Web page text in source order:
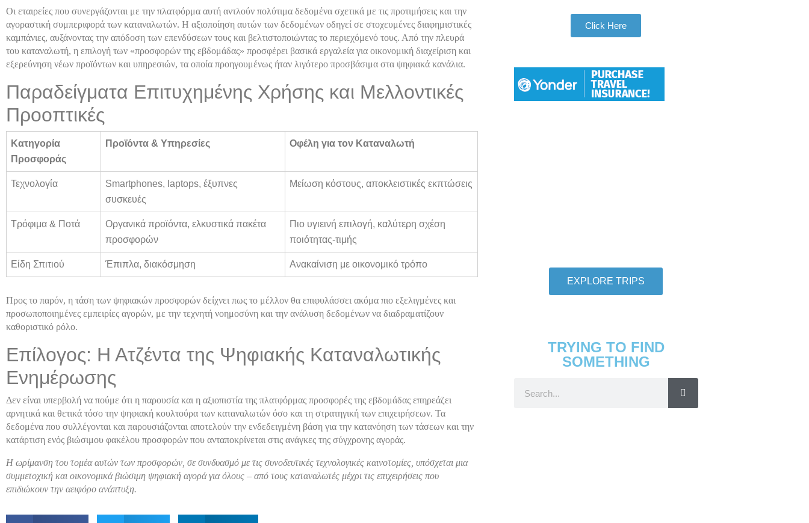
Οι εταιρείες που συνεργάζονται με την πλατφόρμα αυτή αντλούν πολύτιμα δεδομένα σχετικά με τις προτιμήσεις και την
αγοραστική συμπεριφορά των καταναλωτών. Η αξιοποίηση αυτών των δεδομένων οδηγεί σε στοχευμένες διαφημιστικές
καμπάνιες, αυξάνοντας την απόδοση των επενδύσεων τους και βελτιστοποιώντας το περιεχόμενό τους. Από την πλευρά
του καταναλωτή, η επιλογή των «προσφορών της εβδομάδας» προσφέρει βασικά εργαλεία για οικονομική διαχείριση και
εξερεύνηση νέων προϊόντων και υπηρεσιών, τα οποία προηγουμένως ήταν λιγότερο προσβάσιμα στα ψηφιακά κανάλια.
Παραδείγματα Επιτυχημένης Χρήσης και Μελλοντικές
Προοπτικές
Κατηγορία
Προσφοράς
Προϊόντα & Υπηρεσίες Οφέλη για τον Καταναλωτή
Τεχνολογία
Smartphones, laptops, έξυπνες
συσκευές
Μείωση κόστους, αποκλειστικές εκπτώσεις
Τρόφιμα & Ποτά
Οργανικά προϊόντα, ελκυστικά πακέτα
προσφορών
Πιο υγιεινή επιλογή, καλύτερη σχέση
ποιότητας-τιμής
Είδη Σπιτιού Έπιπλα, διακόσμηση Ανακαίνιση με οικονομικό τρόπο
Προς το παρόν, η τάση των ψηφιακών προσφορών δείχνει πως το μέλλον θα επιφυλάσσει ακόμα πιο εξελιγμένες και
προσωποποιημένες εμπειρίες αγορών, με την τεχνητή νοημοσύνη και την ανάλυση δεδομένων να διαδραματίζουν
καθοριστικό ρόλο.
Επίλογος: Η Ατζέντα της Ψηφιακής Καταναλωτικής
Ενημέρωσης
Δεν είναι υπερβολή να πούμε ότι η παρουσία και η αξιοπιστία της πλατφόρμας προσφορές της εβδομάδας επηρεάζει
αρνητικά και θετικά τόσο την ψηφιακή κουλτούρα των καταναλωτών όσο και τη στρατηγική των επιχειρήσεων. Τα
δεδομένα που συλλέγονται και παρουσιάζονται αποτελούν την ενδεδειγμένη βάση για την κατανόηση των τάσεων και την
κατάρτιση ενός βιώσιμου φακέλου προσφορών που ανταποκρίνεται στις ανάγκες της σύγχρονης αγοράς.
Η ωρίμανση του τομέα αυτών των προσφορών, σε συνδυασμό με τις συνοδευτικές τεχνολογικές καινοτομίες, υπόσχεται μια
συμμετοχική και οικονομικά βιώσιμη ψηφιακή αγορά για όλους – από τους καταναλωτές μέχρι τις επιχειρήσεις που
επιδιώκουν την αειφόρο ανάπτυξη.
Click Here
EXPLORE TRIPS
TRYING TO FIND
SOMETHING